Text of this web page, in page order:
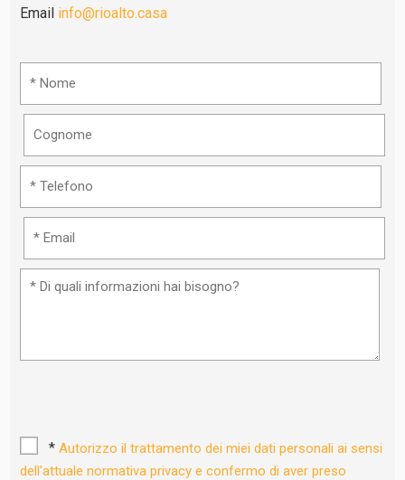
Email info@rioalto.casa
* Autorizzo il trattamento dei miei dati personali ai sensi
dell'attuale normativa privacy e confermo di aver preso